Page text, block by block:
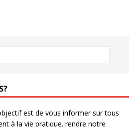
est de vous informer sur tous
à la vie pratique. rendre notre